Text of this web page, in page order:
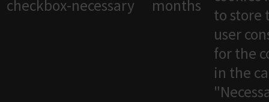
checkbox-necessary
months
to store
user
for the
in the